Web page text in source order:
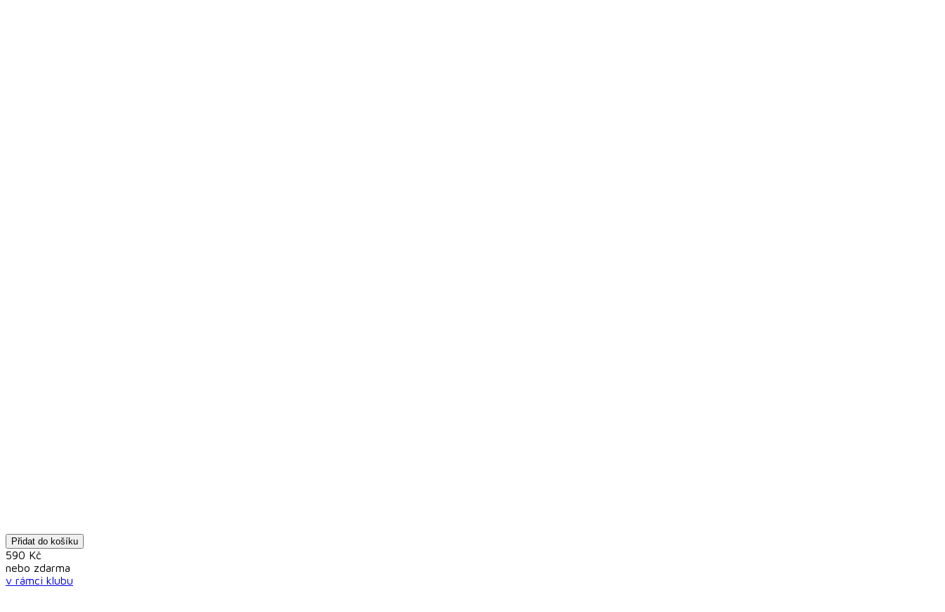
Přidat do košíku
590 Kč
nebo zdarma
v rámci klubu